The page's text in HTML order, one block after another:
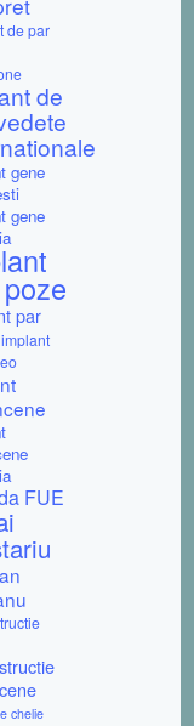
de par
de
gene
gene
par
implant
FUE
chelie